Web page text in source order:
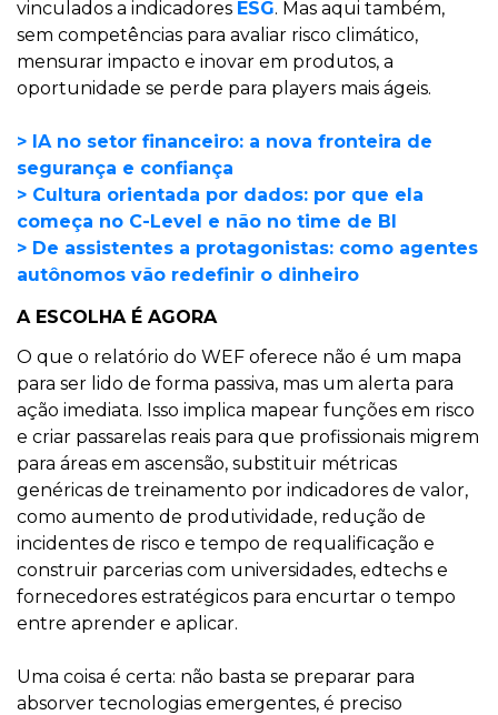
vinculados a indicadores ESG. Mas aqui também,
sem competências para avaliar risco climático,
mensurar impacto e inovar em produtos, a
oportunidade se perde para players mais ágeis.
> IA no setor financeiro: a nova fronteira de
segurança e confiança
> Cultura orientada por dados: por que ela
começa no C-Level e não no time de BI
> De assistentes a protagonistas: como agentes
autônomos vão redefinir o dinheiro
A ESCOLHA É AGORA
O que o relatório do WEF oferece não é um mapa
para ser lido de forma passiva, mas um alerta para
ação imediata. Isso implica mapear funções em risco
e criar passarelas reais para que profissionais migrem
para áreas em ascensão, substituir métricas
genéricas de treinamento por indicadores de valor,
como aumento de produtividade, redução de
incidentes de risco e tempo de requalificação e
construir parcerias com universidades, edtechs e
fornecedores estratégicos para encurtar o tempo
entre aprender e aplicar.
Uma coisa é certa: não basta se preparar para
absorver tecnologias emergentes, é preciso